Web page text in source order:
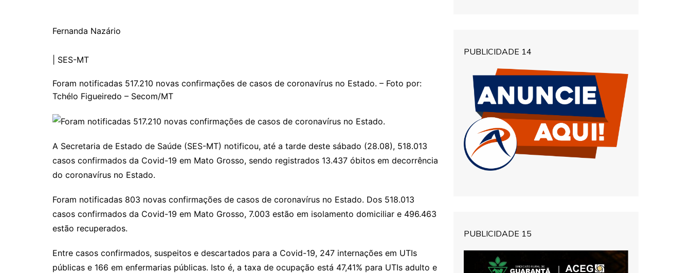
Fernanda Nazário
SES-MT
Foram notificadas 517.210 novas confirmações de casos de coronavírus no Estado. – Foto por:
Tchélo Figueiredo – Secom/MT
A Secretaria de Estado de Saúde (SES-MT) notificou, até a tarde deste sábado (28.08), 518.013
casos confirmados da Covid-19 em Mato Grosso, sendo registrados 13.437 óbitos em decorrência
do coronavírus no Estado.
Foram notificadas 803 novas confirmações de casos de coronavírus no Estado. Dos 518.013
casos confirmados da Covid-19 em Mato Grosso, 7.003 estão em isolamento domiciliar e 496.463
estão recuperados.
Entre casos confirmados, suspeitos e descartados para a Covid-19, 247 internações em UTIs
públicas e 166 em enfermarias públicas. Isto é, a taxa de ocupação está 47,41% para UTIs adulto e
PUBLICIDADE 14
PUBLICIDADE 15